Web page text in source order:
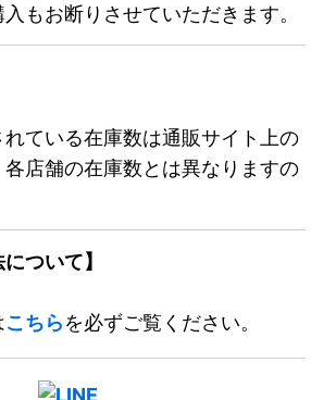
もお断りさせていただきます。
ている在庫数は通販サイト上の
店舗の在庫数とは異なりますの
ついて】
こちらを必ずご覧ください。